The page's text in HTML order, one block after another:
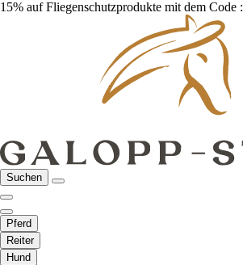
15% auf Fliegenschutzprodukte mit dem Code :
Suchen
Pferd
Reiter
Hund